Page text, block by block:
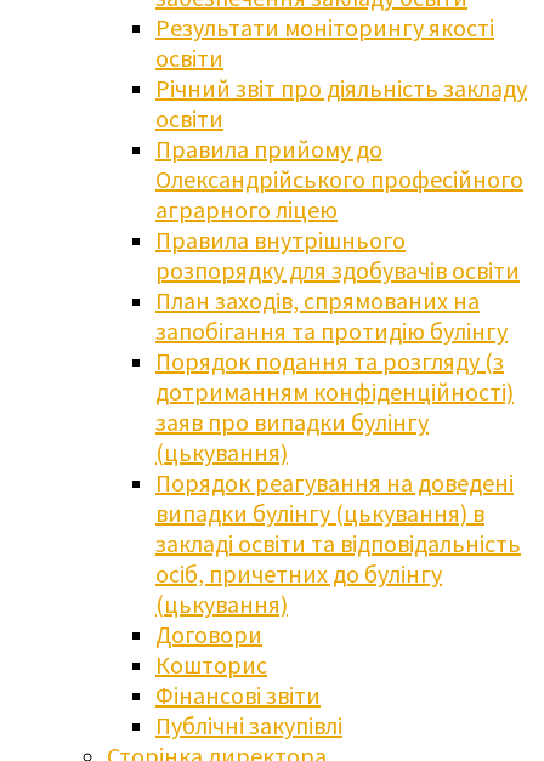
Результати моніторингу якості
освіти
Річний звіт про діяльність закладу
освіти
Правила прийому до
Олександрійського професійного
аграрного ліцею
Правила внутрішнього
розпорядку для здобувачів освіти
План заходів, спрямованих на
запобігання та протидію булінгу
Порядок подання та розгляду (з
дотриманням конфіденційності)
заяв про випадки булінгу
(цькування)
Порядок реагування на доведені
випадки булінгу (цькування) в
закладі освіти та відповідальність
осіб, причетних до булінгу
(цькування)
Договори
Кошторис
Фінансові звіти
Публічні закупівлі